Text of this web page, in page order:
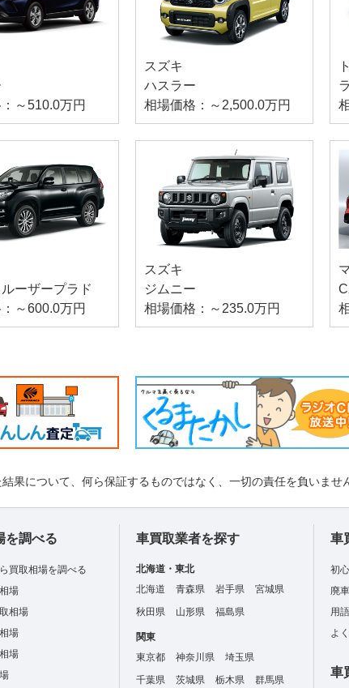
～510.0万円
スズキ
ハスラー
相場価格：～2,500.0万円
ーザープラド
～600.0万円
スズキ
ジムニー
相場価格：～235.0万円
について、何ら保証するものではなく、一切の責任を負いませ
を調べる
買取相場を調べる
場
相場
場
場
車買取業者を探す
北海道・東北
北海道
青森県 岩手県
宮城県
秋田県
山形県 福島県
関東
東京都
神奈川県
埼玉県
千葉県
茨城県 栃木県 群馬県
車
初
廃
用
よ
車